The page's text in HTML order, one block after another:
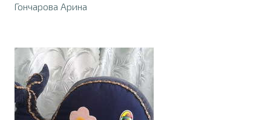
Гончарова Арина